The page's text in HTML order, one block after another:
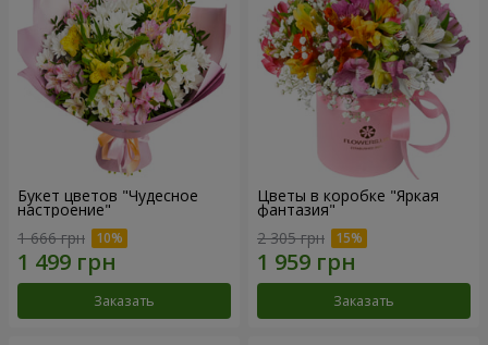
Букет цветов "Чудесное
настроение"
1 666 грн
Заказать
Цветы в коробке "Яркая
фантазия"
2 305 грн
Заказать